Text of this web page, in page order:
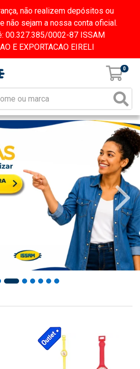
não realizem depósitos ou
não sejam a nossa conta oficial.
00.327.385/0002-87 ISSAM
E EXPORTACAO EIRELI
0